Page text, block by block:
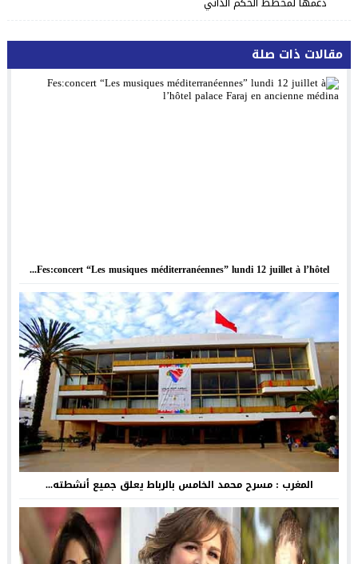
مقالات ذات صلة
Fes:concert “Les musiques méditerranéennes” lundi 12 juillet à l’hôtel...
المغرب : مسرح محمد الخامس بالرباط يعلق جميع أنشطته...